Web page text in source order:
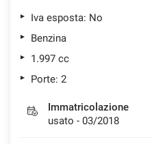
Iva esposta: No
Benzina
1.997 cc
Porte: 2
Immatricolazione
usato - 03/2018